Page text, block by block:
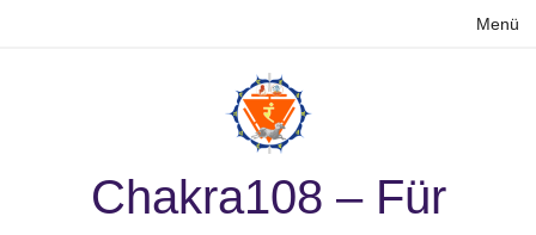
Menü
Chakra108 – Für